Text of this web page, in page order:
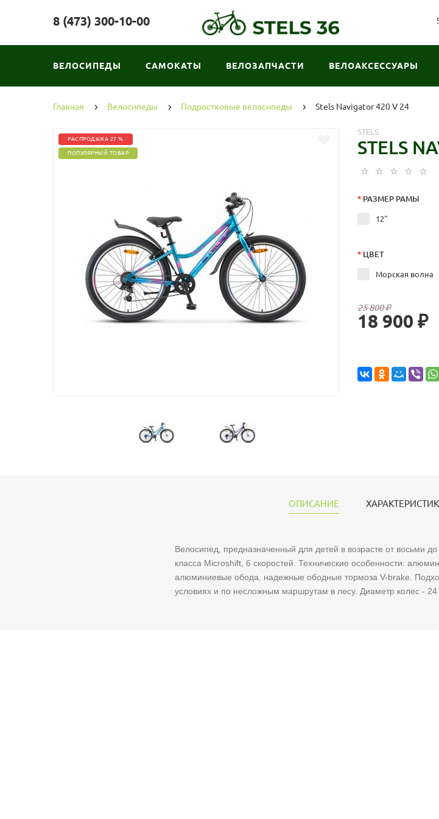
8 (473) 300-10-00
ВЕЛОСИПЕДЫ САМОКАТЫ ВЕЛОЗАПЧАСТИ ВЕЛОАКСЕССУАРЫ
Главная Велосипеды Подростковые велосипеды Stels Navigator 420 V 24
РАСПРОДАЖА 27 %
ПОПУЛЯРНЫЙ ТОВАР
STELS
STELS
* РАЗМЕР РАМЫ
12"
* ЦВЕТ
Морская волна
25 800 ₽
18 900 ₽
ОПИСАНИЕ
Велосипед, предназначенный для детей в возрасте от восьми
класса Microshift, 6 скоростей. Технические особенности:
алюминиевые обода, надежные ободные тормоза V-brake.
условиях и по несложным маршрутам в лесу. Диаметр колес -